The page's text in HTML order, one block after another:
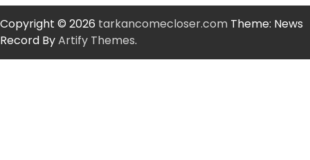
Copyright © 2026 tarkancomecloser.com Theme: News
Record ByArtify Themes.